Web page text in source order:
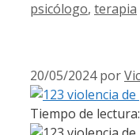
psicólogo, terapia
20/05/2024 por
Tiempo de lectura: